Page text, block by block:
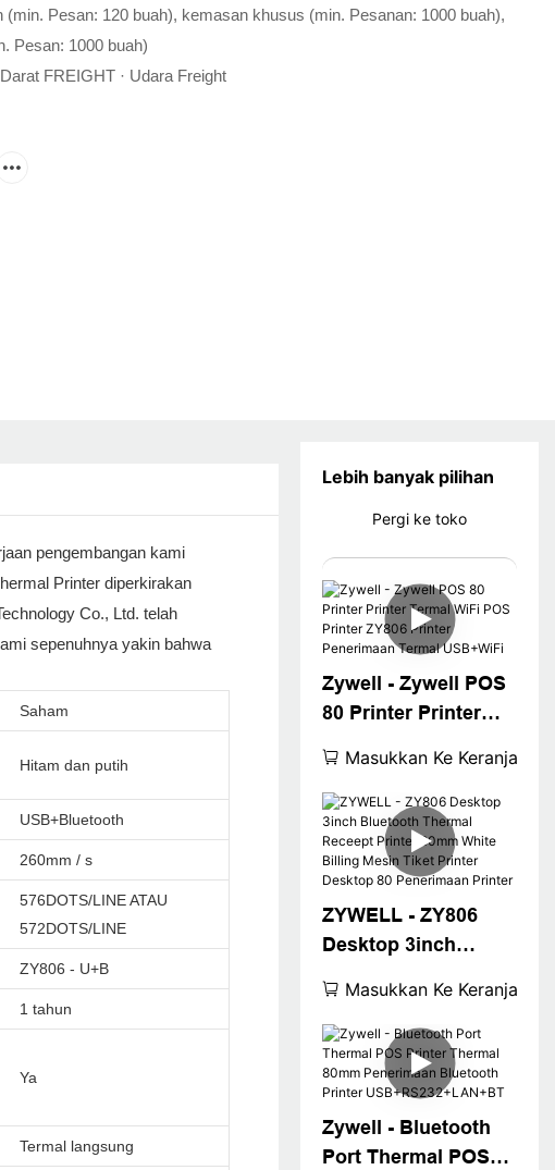
(min. Pesan: 120 buah), kemasan khusus (min. Pesanan: 1000 buah),
Pesan: 1000 buah)
FREIGHT · Udara Freight
Lebih banyak pilihan
Pergi ke toko
Zywell - Zywell POS
80 Printer Printer
Printer ZY806 Printer
Penerimaan Termal
USB+WiFi
Masukkan Ke Keranjang
ZYWELL - ZY806
Desktop 3inch
Receept Printer
80mm White Billing
Mesin Tiket Printer
Desktop 80
Penerimaan Printer
Masukkan Ke Keranjang
Zywell - Bluetooth
Port Thermal POS
pengembangan kami
Printer diperkirakan
Co., Ltd. telah
sepenuhnya yakin bahwa
Saham
Hitam dan putih
USB+Bluetooth
260mm / s
576DOTS/LINE ATAU
572DOTS/LINE
ZY806 - U+B
1 tahun
Ya
Termal langsung